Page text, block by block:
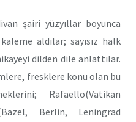
şairi yüzyıllar boyunca
aldılar; sayısız halk
dilden dile anlattılar.
fresklere konu olan bu
Rafaello(Vatikan
Berlin, Leningrad